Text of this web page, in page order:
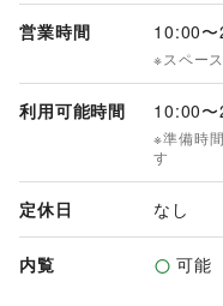
営業時間 10:00〜
※スペー
利用可能時間 10:00〜
※準備時
す
定休日 なし
内覧 可能